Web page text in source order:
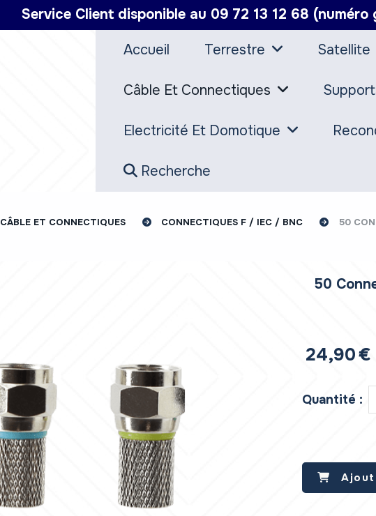
Service Client disponible au 09 72 13 12 68
Accueil Terrestre Satellite
Câble Et Connectiques
Electricité Et Domotique
Recherche
CÂBLE ET CONNECTIQUES CONNECTIQUES F / IEC / BNC 50
50
24,90€
Quantité :